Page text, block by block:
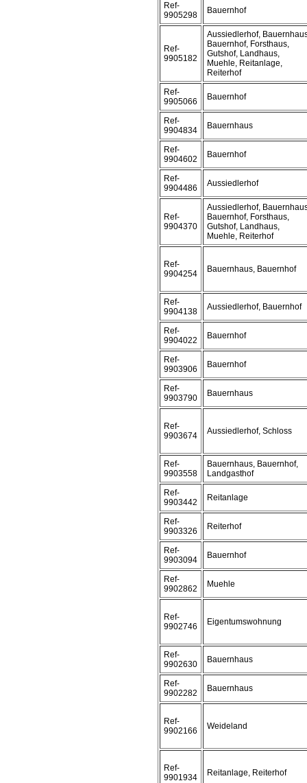
Ref-
9905298
Bauernhof
Ref-
9905182
Aussiedlerhof,
Bauernhof, Forsthaus,
Gutshof, Landhaus,
Muehle, Reitanlage,
Reiterhof
Ref-
9905066
Bauernhof
Ref-
9904834
Bauernhaus
Ref-
9904602
Bauernhof
Ref-
9904486
Aussiedlerhof
Ref-
9904370
Aussiedlerhof,
Bauernhof, Forsthaus,
Gutshof, Landhaus,
Muehle, Reiterhof
Ref-
9904254
Bauernhaus, Bauernhof
Ref-
9904138
Aussiedlerhof, Bauernhof
Ref-
9904022
Bauernhof
Ref-
9903906
Bauernhof
Ref-
9903790
Bauernhaus
Ref-
9903674
Aussiedlerhof, Schloss
Ref-
9903558
Bauernhaus, Bauernhof,
Landgasthof
Ref-
9903442
Reitanlage
Ref-
9903326
Reiterhof
Ref-
9903094
Bauernhof
Ref-
9902862
Muehle
Ref-
9902746
Eigentumswohnung
Ref-
9902630
Bauernhaus
Ref-
9902282
Bauernhaus
Ref-
9902166
Weideland
Ref-
9901934
Reitanlage, Reiterhof